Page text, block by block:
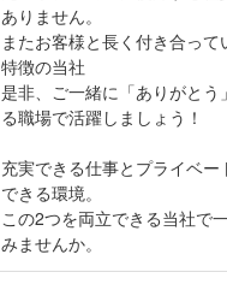
ありません。
またお客様と長く付き合って
特徴の当社
是非、ご一緒に「ありがとう
る職場で活躍しましょう！
充実できる仕事とプライベー
できる環境。
この2つを両立できる当社で
みませんか。